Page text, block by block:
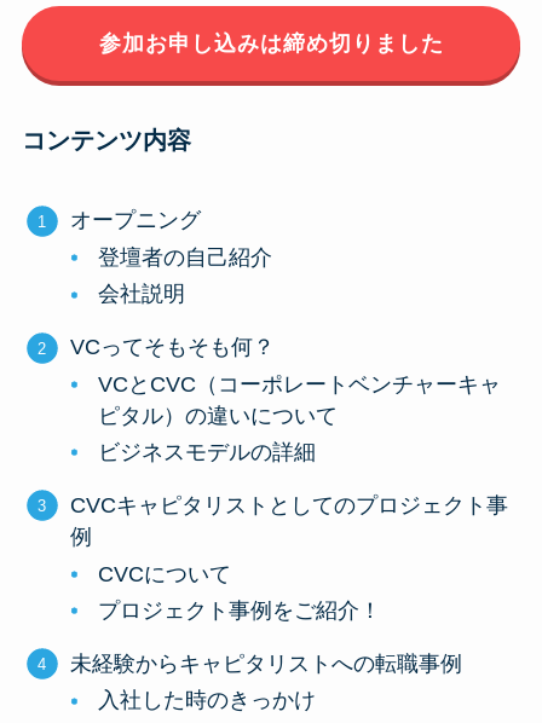
参加お申し込みは締め切りました
コンテンツ内容
オープニング
登壇者の自己紹介
会社説明
VCってそもそも何？
VCとCVC（コーポレートベンチャーキャ
ピタル）の違いについて
ビジネスモデルの詳細
CVCキャピタリストとしてのプロジェクト事
例
CVCについて
プロジェクト事例をご紹介！
未経験からキャピタリストへの転職事例
入社した時のきっかけ